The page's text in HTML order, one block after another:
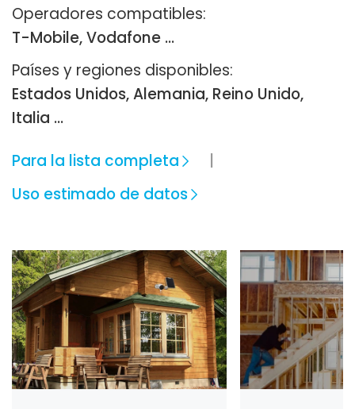
Operadores compatibles:
T-Mobile, Vodafone ...
Países y regiones disponibles:
Estados Unidos, Alemania, Reino Unido,
Italia …
Para la lista completa
Uso estimado de datos